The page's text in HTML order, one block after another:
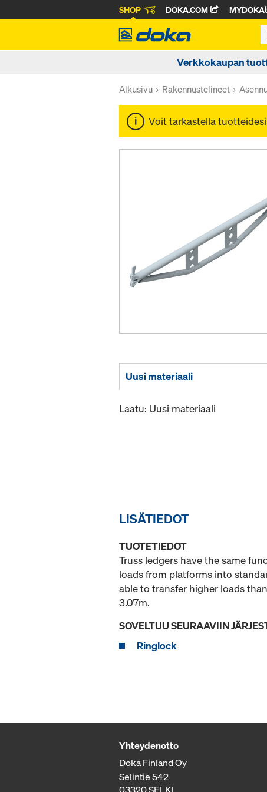
SHOP DOKA.COM MYDOKA
Verkkokaupan
Alkusivu Rakennustelineet
Voit tarkastella
Uusi materiaali
Laatu: Uusi materiaali
LISÄTIEDOT
TUOTETIEDOT
Truss ledgers have the same
loads from platforms into
able to transfer higher loads
3.07m.
SOVELTUU SEURAAVIIN
Ringlock
Yhteydenotto
Doka Finland Oy
Selintie 542